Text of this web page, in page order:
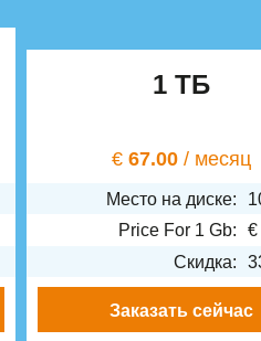
1 ТБ
€ 67.00 / месяц
Место на диске:
Price For 1 Gb:
€
Скидка:
Заказать сейчас